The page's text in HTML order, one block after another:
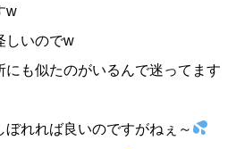
w
しいのでw
にも似たのがいるんで迷ってます
ぼれれば良いのですがねぇ～